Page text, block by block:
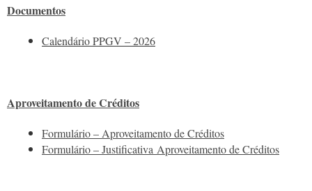
Documentos
Calendário PPGV – 2026
Aproveitamento de Créditos
Formulário – Aproveitamento de Créditos
Formulário – Justificativa Aproveitamento de Créditos